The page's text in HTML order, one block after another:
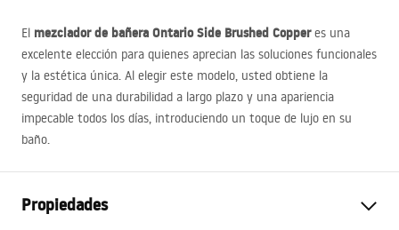
El mezclador de bañera Ontario Side Brushed Copperes una
excelente elección para quienes aprecian las soluciones funcionales
y la estética única. Al elegir este modelo, usted obtiene la
seguridad de una durabilidad a largo plazo y una apariencia
impecable todos los días, introduciendo un toque de lujo en su
baño.
Propiedades